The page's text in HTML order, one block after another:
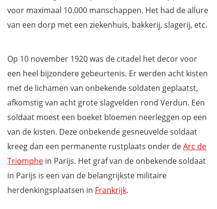
voor maximaal 10.000 manschappen. Het had de allure
van een dorp met een ziekenhuis, bakkerij, slagerij, etc.
Op 10 november 1920 was de citadel het decor voor
een heel bijzondere gebeurtenis. Er werden acht kisten
met de lichamen van onbekende soldaten geplaatst,
afkomstig van acht grote slagvelden rond Verdun. Een
soldaat moest een boeket bloemen neerleggen op een
van de kisten. Deze onbekende gesneuvelde soldaat
kreeg dan een permanente rustplaats onder deArc de
Triomphe in Parijs. Het graf van de onbekende soldaat
in Parijs is een van de belangrijkste militaire
herdenkingsplaatsen in Frankrijk.